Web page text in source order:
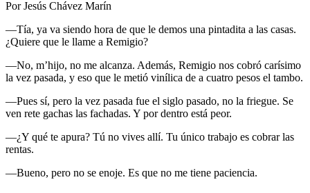
Por Jesús Chávez Marín
―Tía, ya va siendo hora de que le demos una pintadita a las casas.
¿Quiere que le llame a Remigio?
―No, m’hijo, no me alcanza. Además, Remigio nos cobró carísimo
la vez pasada, y eso que le metió vinílica de a cuatro pesos el tambo.
―Pues sí, pero la vez pasada fue el siglo pasado, no la friegue. Se
ven rete gachas las fachadas. Y por dentro está peor.
―¿Y qué te apura? Tú no vives allí. Tu único trabajo es cobrar las
rentas.
―Bueno, pero no se enoje. Es que no me tiene paciencia.